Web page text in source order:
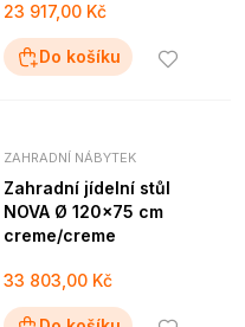
23 917,00 Kč
Do košíku
ZAHRADNÍ NÁBYTEK
Zahradní jídelní stůl
NOVA Ø 120x75 cm
creme/creme
33 803,00 Kč